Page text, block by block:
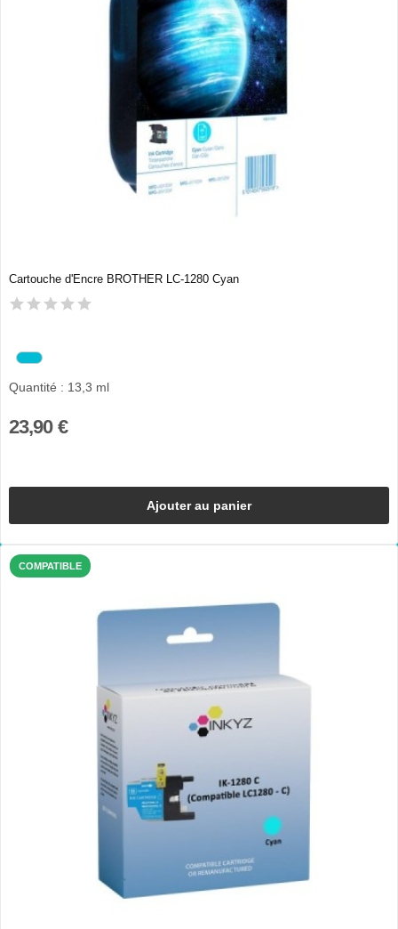
Cartouche d'Encre BROTHER LC-1280 Cyan
Quantité : 13,3 ml
23,90 €
Ajouter au panier
COMPATIBLE